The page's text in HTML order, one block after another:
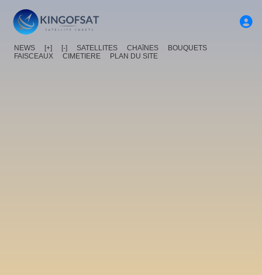
NEWS [+] [-] SATELLITES CHAîNES
BOUQUETS
FAISCEAUX
CIMETIERE PLAN DU SITE